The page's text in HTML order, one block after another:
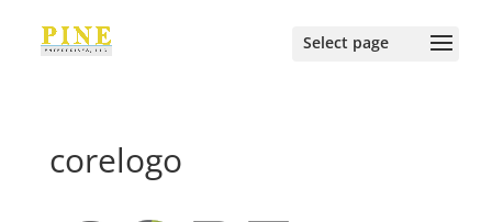
corelogo